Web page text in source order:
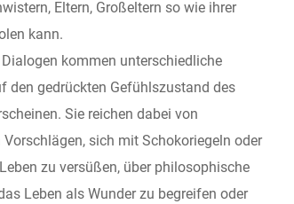
Eltern, Großeltern so wie ihrer
kann.
kommen unterschiedliche
den gedrückten Gefühlszustand des
Sie reichen dabei von
sich mit Schokoriegeln oder
zu versüßen, über philosophische
Leben als Wunder zu begreifen oder